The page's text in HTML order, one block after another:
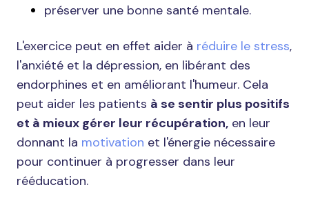
préserver une bonne santé mentale.
L'exercice peut en effet aider à réduire le stress,
l'anxiété et la dépression, en libérant des
endorphines et en améliorant l'humeur. Cela
peut aider les patients à se sentir plus positifs
et à mieux gérer leur récupération, en leur
donnant la motivation et l'énergie nécessaire
pour continuer à progresser dans leur
rééducation.